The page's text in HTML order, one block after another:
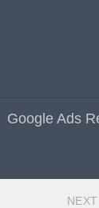
Google Ads